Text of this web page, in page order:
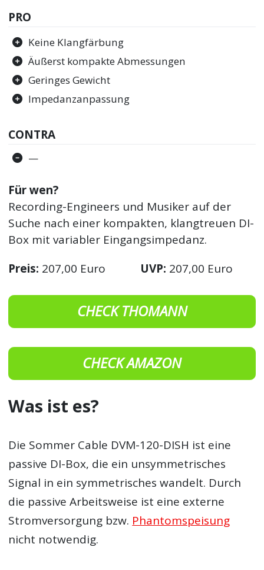
PRO
Keine Klangfärbung
Äußerst kompakte Abmessungen
Geringes Gewicht
Impedanzanpassung
CONTRA
—
Für wen?
Recording-Engineers und Musiker auf der
Suche nach einer kompakten, klangtreuen DI-
Box mit variabler Eingangsimpedanz.
Preis: 207,00 Euro UVP: 207,00 Euro
CHECK THOMANN
CHECK AMAZON
Was ist es?
Die Sommer Cable DVM-120-DISH ist eine
passive DI-Box, die ein unsymmetrisches
Signal in ein symmetrisches wandelt. Durch
die passive Arbeitsweise ist eine externe
Stromversorgung bzw. Phantomspeisung
nicht notwendig.